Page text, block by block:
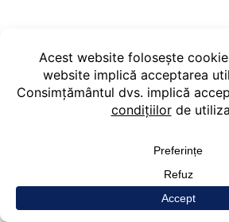
explicația neurologică a „poftelor”
de dulce
Ciocolata în alimentația sportivilor: